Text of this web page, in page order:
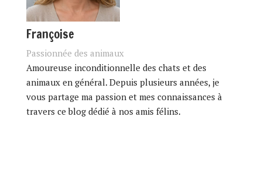
Françoise
Passionnée des animaux
Amoureuse inconditionnelle des chats et des
animaux en général. Depuis plusieurs années, je
vous partage ma passion et mes connaissances à
travers ce blog dédié à nos amis félins.